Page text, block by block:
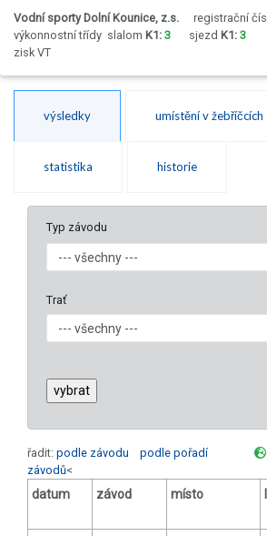
Vodní sporty Dolní Kounice, z.s.
registrační
výkonnostní třídy slalom K1: 3 sjezd K1: 3
zisk VT
výsledky umístění v žebříčcích
statistika historie
Typ závodu
Trať
řadit: podle závodu podle pořadí
závodů<
datum závod místo